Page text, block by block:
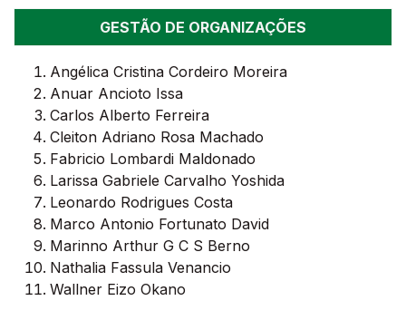
GESTÃO DE ORGANIZAÇÕES
Angélica Cristina Cordeiro Moreira
Anuar Ancioto Issa
Carlos Alberto Ferreira
Cleiton Adriano Rosa Machado
Fabricio Lombardi Maldonado
Larissa Gabriele Carvalho Yoshida
Leonardo Rodrigues Costa
Marco Antonio Fortunato David
Marinno Arthur G C S Berno
Nathalia Fassula Venancio
Wallner Eizo Okano